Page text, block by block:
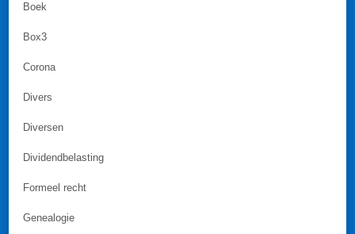
Boek
Box3
Corona
Divers
Diversen
Dividendbelasting
Formeel recht
Genealogie